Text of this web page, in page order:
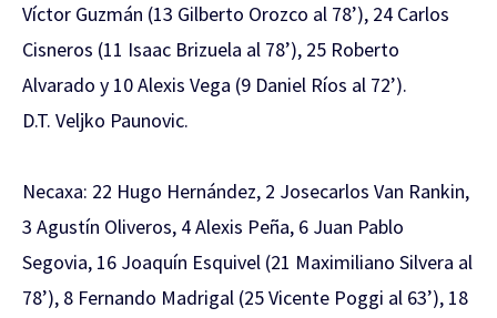
Víctor Guzmán (13 Gilberto Orozco al 78’), 24 Carlos
Cisneros (11 Isaac Brizuela al 78’), 25 Roberto
Alvarado y 10 Alexis Vega (9 Daniel Ríos al 72’).
D.T. Veljko Paunovic.
Necaxa: 22 Hugo Hernández, 2 Josecarlos Van Rankin,
3 Agustín Oliveros, 4 Alexis Peña, 6 Juan Pablo
Segovia, 16 Joaquín Esquivel (21 Maximiliano Silvera al
78’), 8 Fernando Madrigal (25 Vicente Poggi al 63’), 18